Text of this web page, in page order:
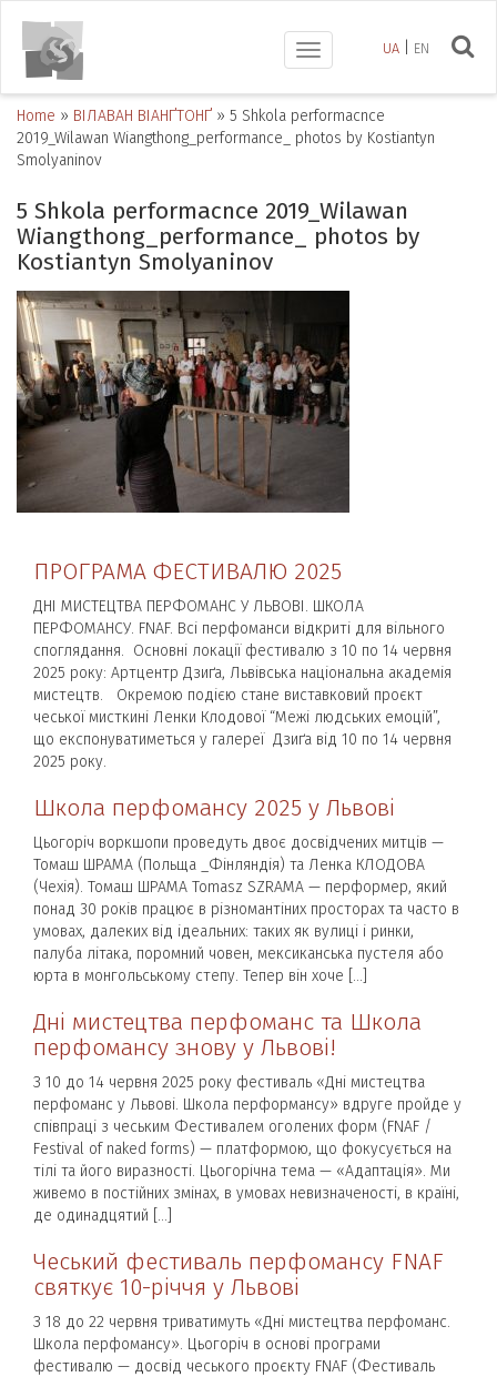
UA EN
Toggle
navigation
Home » ВІЛАВАН ВІАНҐТОНҐ » 5 Shkola performacnce
2019_Wilawan Wiangthong_performance_ photos by Kostiantyn
Smolyaninov
5 Shkola performacnce 2019_Wilawan
Wiangthong_performance_ photos by
Kostiantyn Smolyaninov
ПРОГРАМА ФЕСТИВАЛЮ 2025
ДНІ МИСТЕЦТВА ПЕРФОМАНС У ЛЬВОВІ. ШКОЛА
ПЕРФОМАНСУ. FNAF. Всі перфоманси відкриті для вільного
споглядання. Основні локації фестивалю з 10 по 14 червня
2025 року: Артцентр Дзиґа, Львівська національна академія
мистецтв. Окремою подією стане виставковий проєкт
чеської мисткині Ленки Клодової “Межі людських емоцій”,
що експонуватиметься у галереї Дзиґа від 10 по 14 червня
2025 року.
Школа перфомансу 2025 у Львові
Цьогоріч воркшопи проведуть двоє досвідчених митців —
Томаш ШРАМА (Польща _Фінляндія) та Ленка КЛОДОВА
(Чехія). Томаш ШРАМА Tomasz SZRAMA — перформер, який
понад 30 років працює в різномантіних просторах та часто в
умовах, далеких від ідеальних: таких як вулиці і ринки,
палуба літака, поромний човен, мексиканська пустеля або
юрта в монгольському степу. Тепер він хоче […]
Дні мистецтва перфоманс та Школа
перфомансу знову у Львові!
З 10 до 14 червня 2025 року фестиваль «Дні мистецтва
перфоманс у Львові. Школа перформансу» вдруге пройде у
співпраці з чеським Фестивалем оголених форм (FNAF /
Festival of naked forms) — платформою, що фокусується на
тілі та його виразності. Цьогорічна тема — «Адаптація». Ми
живемо в постійних змінах, в умовах невизначеності, в країні,
де одинадцятий […]
Чеський фестиваль перфомансу FNAF
святкує 10-річчя у Львові
З 18 до 22 червня триватимуть «Дні мистецтва перфоманс.
Школа перфомансу». Цьогоріч в основі програми
фестивалю — досвід чеського проєкту FNAF (Фестиваль